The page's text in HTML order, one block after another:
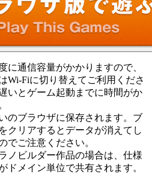
に通信容量がかかりますので、
Wi-Fiに切り替えてご利用くださ
いとゲーム起動までに時間がか
のブラウザに保存されます。ブ
クリアするとデータが消えてし
でご注意ください。
ノビルダー作品の場合は、仕様
ドメイン単位で共有されます。